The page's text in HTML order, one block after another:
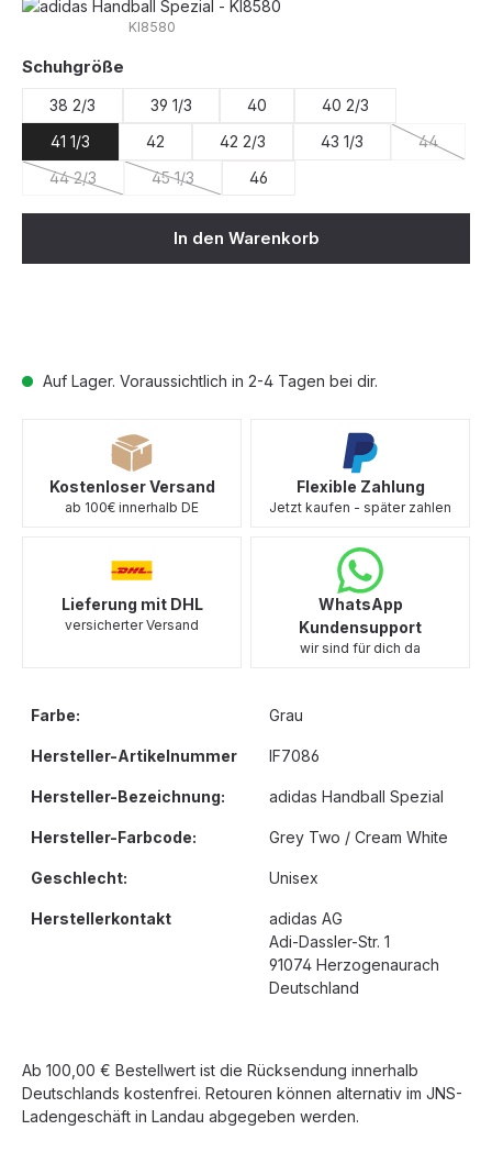
Auf Lager. Voraussichtlich in 2-4 Tagen bei dir.
KI8580
Schuhgröße
38 2/3 39 1/3 40
40 2/3
41 1/3
42 42 2/3 43 1/3 44
(Diese
44 2/3
(Diese Option ist zurzeit nicht verfügbar.)
45 1/3
(Diese Option ist zurzeit nicht verfügbar.)
46
In den Warenkorb
Kostenloser Versand
ab 100€ innerhalb DE
Flexible Zahlung
Jetzt kaufen - später zahlen
Lieferung mit DHL
versicherter Versand
WhatsApp
Kundensupport
wir sind für dich da
Farbe: Grau
Hersteller-Artikelnummer IF7086
Hersteller-Bezeichnung: adidas Handball Spezial
Hersteller-Farbcode: Grey Two / Cream White
Geschlecht: Unisex
Herstellerkontakt
adidas AG
Adi-Dassler-Str. 1
91074 Herzogenaurach
Deutschland
Ab 100,00 € Bestellwert ist die Rücksendung innerhalb
Deutschlands kostenfrei. Retouren können alternativ im JNS-
Ladengeschäft in Landau abgegeben werden.